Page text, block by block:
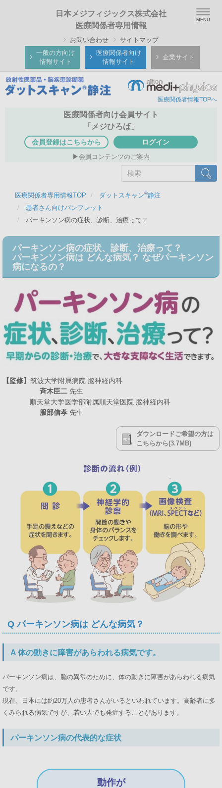
ン
ツ
日本メジフィジックス株式会社
医療関係者専用情報
お問い合わせ
サイトマップ
一般の方向け
情報サイト
医療関係者向け
情報サイト
企業サイト
医療関係者情報TOPへ
医療関係者向け会員サイト
「メジひろば」
会員登録はこちらから ログイン
会員コンテンツのご案内
索
検索
医療関係者専用情報TOP ダットスキャン®静注
患者さん向けパンフレット
パーキンソン病の症状、診断、治療って？
パーキンソン病の症状、診断、治療って？
パーキンソン病は どんな病気？ なぜパーキンソン
病になるの？
【監修】 筑波大学附属病院 脳神経内科
斉木臣二 先生
順天堂大学医学部附属順天堂医院 脳神経内科
服部信孝 先生
ダウンロードご希望の方は
こちらから(3.7MB)
Q パーキンソン病は どんな病気？
A 体の動きに障害があらわれる病気です。
パーキンソン病は、脳の異常のために、体の動きに障害があらわれる病気
です。
現在、日本には約20万人の患者さんがいるといわれています。高齢者に多
くみられる病気ですが、若い人でも発症することがあります。
パーキンソン病の代表的な症状
動作が